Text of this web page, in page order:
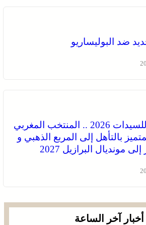
ضد البوليساريو
كأس أمم إفريقيا للسيدات 2026 .. المنتخب المغربي
بالتأهل إلى المربع الذهبي و
مونديال البرازيل 2027
أخبار آخر الساعة